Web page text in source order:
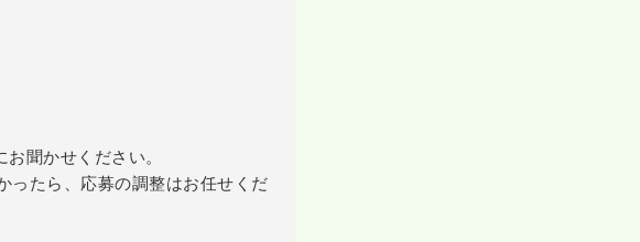
聞かせください。
ったら、応募の調整はお任せくだ